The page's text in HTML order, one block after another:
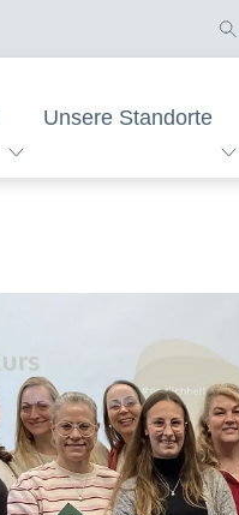
Unsere Standorte